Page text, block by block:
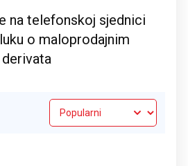
na telefonskoj sjednici
o maloprodajnim